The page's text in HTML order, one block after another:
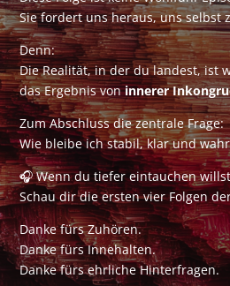
Sie fordert uns heraus, uns selbst
Denn:
Die Realität, in der du landest, ist
das Ergebnis voninnerer
Zum Abschluss die zentrale Frage:
Wie bleibe ich stabil, klar und
🎧 Wenn du tiefer eintauchen
Schau dir die ersten vier Folgen
Danke fürs Zuhören.
Danke fürs Innehalten.
Danke fürs ehrliche Hinterfragen.